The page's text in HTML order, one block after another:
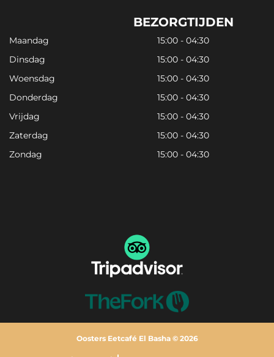
BEZORGTIJDEN
Maandag
15:00 - 04:30
Dinsdag
15:00 - 04:30
Woensdag
15:00 - 04:30
Donderdag
15:00 - 04:30
Vrijdag
15:00 - 04:30
Zaterdag
15:00 - 04:30
Zondag
15:00 - 04:30
Oosters Eetcafé El Basha © 2026